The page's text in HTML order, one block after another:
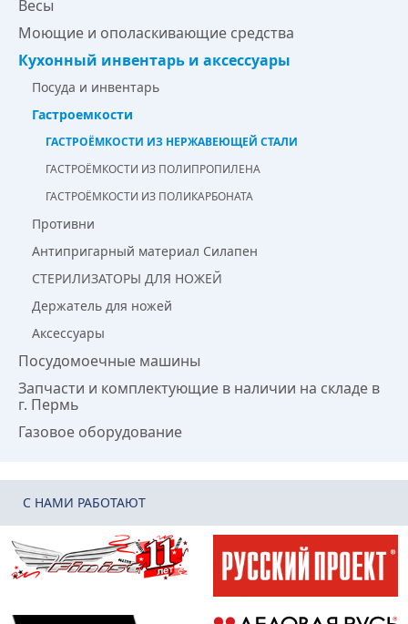
Весы
Моющие и ополаскивающие средства
Кухонный инвентарь и аксессуары
Посуда и инвентарь
Гастроемкости
ГАСТРОЁМКОСТИ ИЗ НЕРЖАВЕЮЩЕЙ СТАЛИ
ГАСТРОЁМКОСТИ ИЗ ПОЛИПРОПИЛЕНА
ГАСТРОЁМКОСТИ ИЗ ПОЛИКАРБОНАТА
Противни
Антипригарный материал Силапен
СТЕРИЛИЗАТОРЫ ДЛЯ НОЖЕЙ
Держатель для ножей
Аксессуары
Посудомоечные машины
Запчасти и комплектующие в наличии на складе в
г. Пермь
Газовое оборудование
C НАМИ РАБОТАЮТ